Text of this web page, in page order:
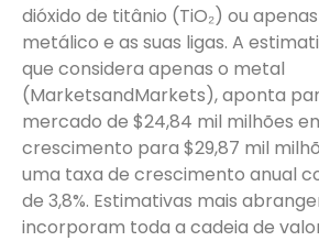
dióxido de titânio (TiO₂) ou
metálico e as suas ligas. A
que considera apenas o metal
(MarketsandMarkets), aponta
mercado de $24,84 mil milhões
crescimento para $29,87 mil
uma taxa de crescimento anual
de 3,8%. Estimativas mais
incorporam toda a cadeia de